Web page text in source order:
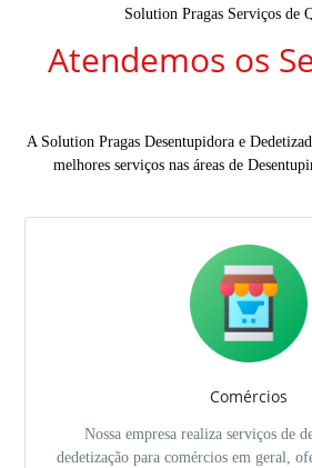
Solution Pragas Serviços de
Atendemos os
A Solution Pragas Desentupidora e
melhores serviços nas áreas de
Comércios
Nossa empresa realiza serviços de
dedetização para comércios em geral,